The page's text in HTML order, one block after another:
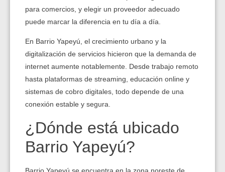
para comercios, y elegir un proveedor adecuado
puede marcar la diferencia en tu día a día.
En Barrio Yapeyú, el crecimiento urbano y la
digitalización de servicios hicieron que la demanda de
internet aumente notablemente. Desde trabajo remoto
hasta plataformas de streaming, educación online y
sistemas de cobro digitales, todo depende de una
conexión estable y segura.
¿Dónde está ubicado
Barrio Yapeyú?
Barrio Yapeyú se encuentra en la zona noreste de